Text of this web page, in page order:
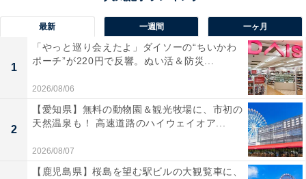
最新 一週間 一ヶ月
1
「やっと巡り会えたよ」ダイソーの“ちいかわ
ポーチ”が220円で反響。ぬい活＆防災...
2026/08/06
2
【愛知県】無料の動物園＆観光牧場に、市初の
天然温泉も！ 高速道路のハイウェイオア...
2026/08/07
【鹿児島県】桜島を望む駅ビルの大観覧車に、